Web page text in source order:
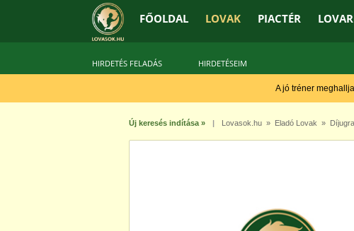
FŐOLDAL LOVAK PIACTÉR
HIRDETÉS FELADÁS HIRDETÉSEIM
A jó tréner
Új keresés indítása » | Lovasok.hu » Eladó Lovak »